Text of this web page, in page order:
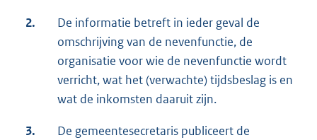
2.
De informatie betreft in ieder geval de
omschrijving van de nevenfunctie, de
organisatie voor wie de nevenfunctie wordt
verricht, wat het (verwachte) tijdsbeslag is en
wat de inkomsten daaruit zijn.
3.
De gemeentesecretaris publiceert de